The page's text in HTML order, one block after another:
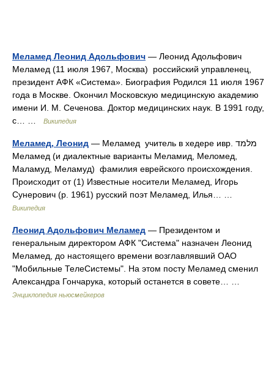
Меламед Леонид Адольфович — Леонид Адольфович
Меламед (11 июля 1967, Москва) российский управленец,
президент АФК «Система». Биография Родился 11 июля 1967
года в Москве. Окончил Московскую медицинскую академию
имени И. М. Сеченова. Доктор медицинских наук. В 1991 году,
с… …
Википедия
Меламед, Леонид — Меламед учитель в хедере ивр. מלמד‎
Меламед (и диалектные варианты Меламид, Меломед,
Маламуд, Меламуд) фамилия еврейского происхождения.
Происходит от (1) Известные носители Меламед, Игорь
Сунерович (р. 1961) русский поэт Меламед, Илья… …
Википедия
Леонид Адольфович Меламед — Президентом и
генеральным директором АФК "Система" назначен Леонид
Меламед, до настоящего времени возглавлявший ОАО
"Мобильные ТелеСистемы". На этом посту Меламед сменил
Александра Гончарука, который останется в совете… …
Энциклопедия ньюсмейкеров